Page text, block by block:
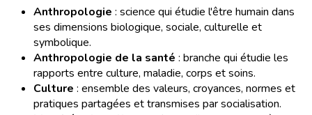
Anthropologie : science qui étudie l'être humain dans
ses dimensions biologique, sociale, culturelle et
symbolique.
Anthropologie de la santé : branche qui étudie les
rapports entre culture, maladie, corps et soins.
Culture : ensemble des valeurs, croyances, normes et
pratiques partagées et transmises par socialisation.